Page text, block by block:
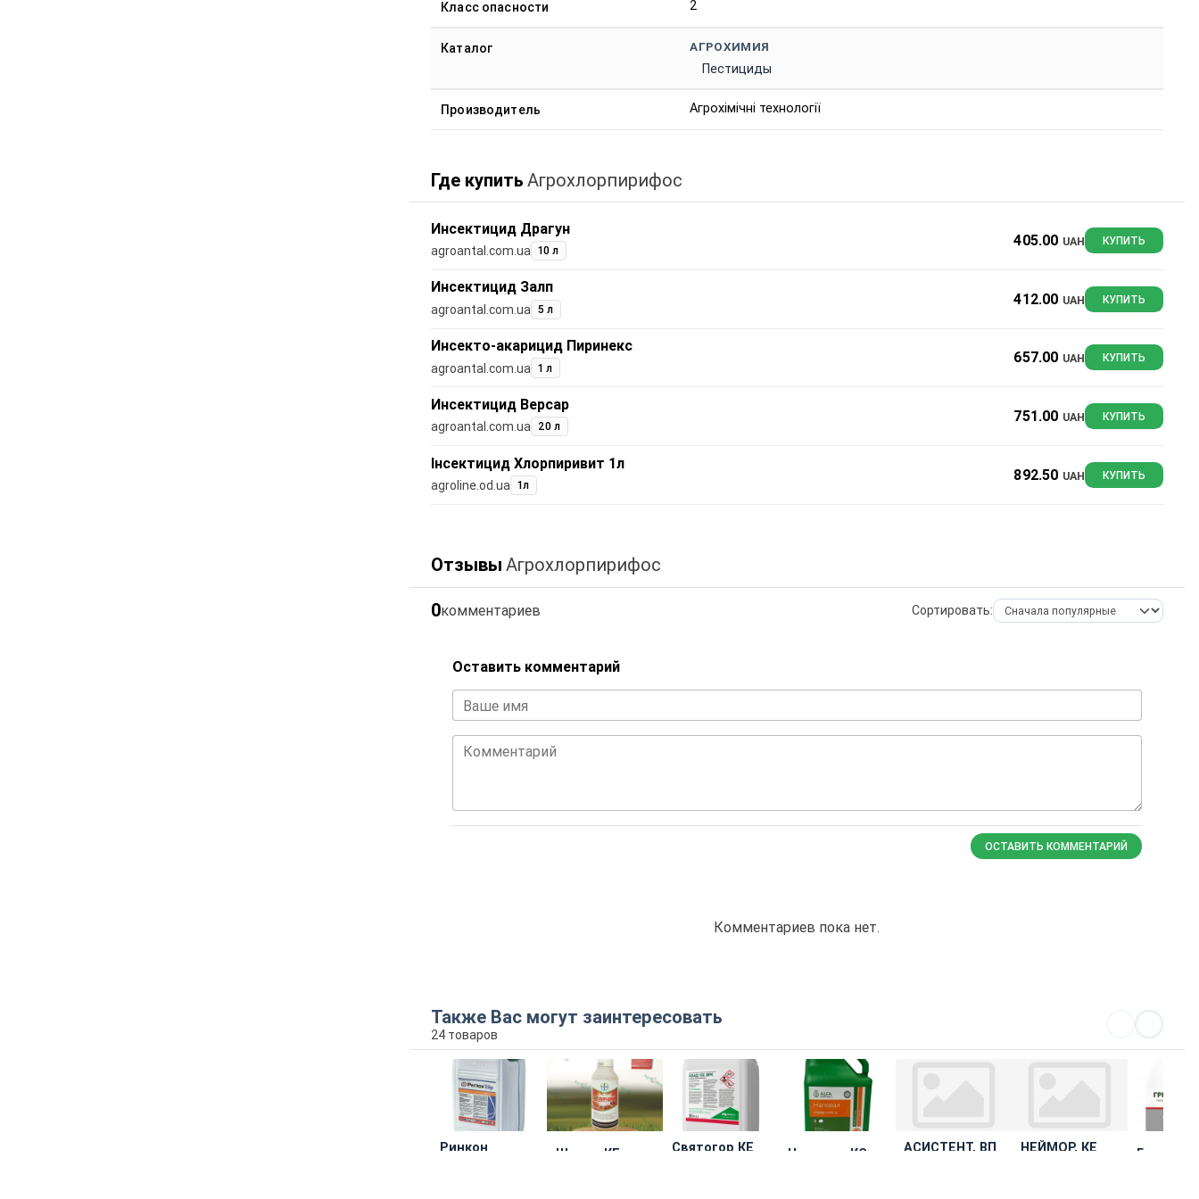
Класс опасности 2
Каталог АГРОХИМИЯ
Пестициды
Производитель Агрохімічні технології
Где купить Агрохлорпирифос
Инсектицид Драгун
agroantal.com.ua 10 л
405.00 UAH КУПИТЬ
Инсектицид Залп
agroantal.com.ua 5 л
412.00 UAH КУПИТЬ
Инсекто-акарицид Пиринекс
agroantal.com.ua 1 л
657.00 UAH КУПИТЬ
Инсектицид Версар
agroantal.com.ua 20 л
751.00 UAH КУПИТЬ
Інсектицид Хлорпиривит 1л
agroline.od.ua 1л
892.50 UAH КУПИТЬ
Отзывы Агрохлорпирифос
0комментариев Сортировать:
Оставить комментарий
Ваше имя
Комментарий
ОСТАВИТЬ КОММЕНТАРИЙ
Комментариев пока нет.
Также Вас могут заинтересовать
24 товаров
Ринкон Шаман КЕ Святогор КЕ Наповал, КС АСИСТЕНТ, ВП НЕЙМОР, КЕ